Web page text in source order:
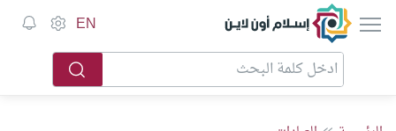
إسلام أون لاين EN